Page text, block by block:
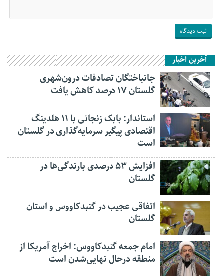
آخرین اخبار
جانباختگان تصادفات درون‌شهری
گلستان ۱۷ درصد کاهش یافت
استاندار: بابک زنجانی با ۱۱ هلدینگ
اقتصادی پیگیر سرمایه‌گذاری در گلستان
است
افزایش ۵۳ درصدی بارندگی‌ها در
گلستان
اتفاقی عجیب در‌ گنبدکاووس و استان
گلستان
امام جمعه گنبدکاووس: اخراج آمریکا از
منطقه درحال نهایی‌شدن است